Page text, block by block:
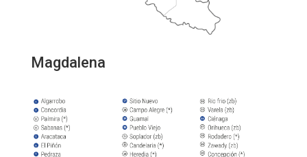
Magdalena